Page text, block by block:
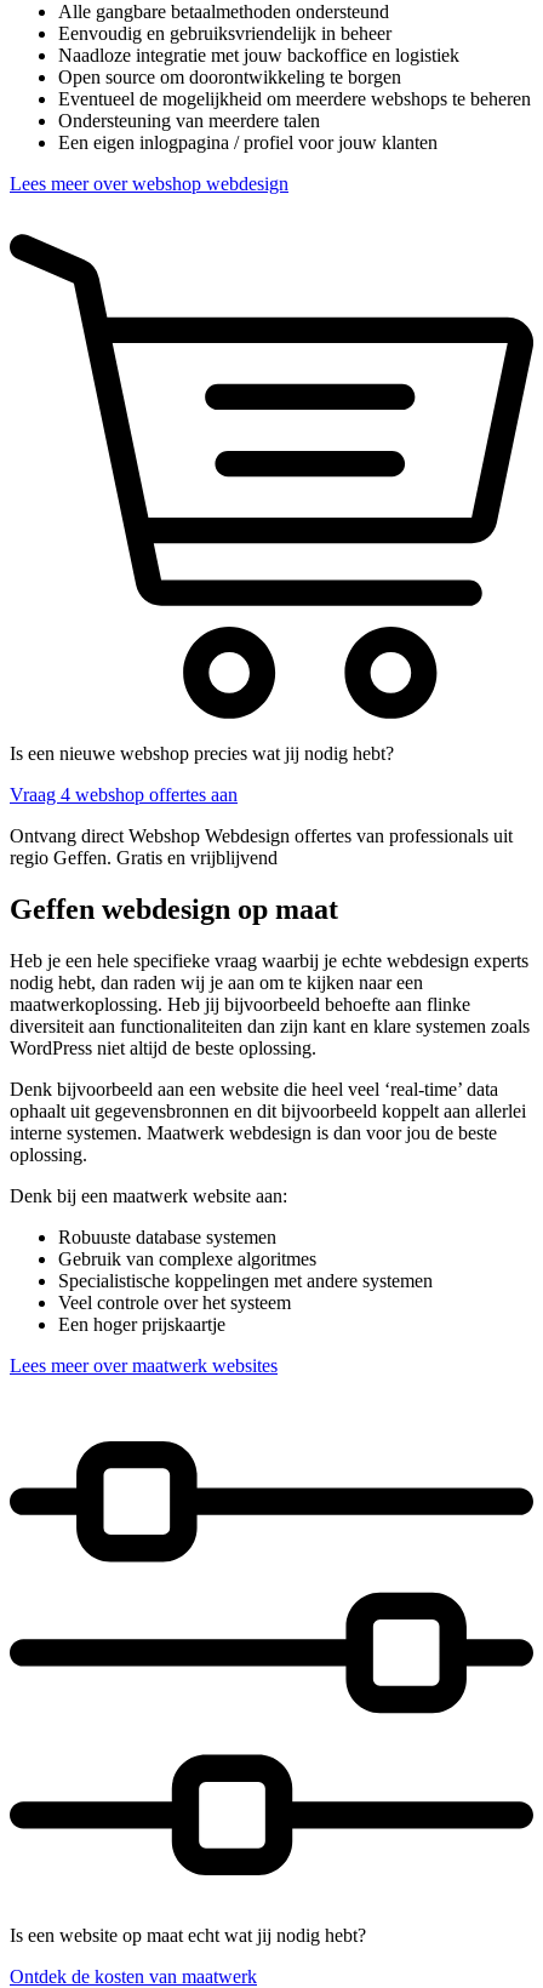
Alle gangbare betaalmethoden ondersteund
Eenvoudig en gebruiksvriendelijk in beheer
Naadloze integratie met jouw backoffice en logistiek
Open source om doorontwikkeling te borgen
Eventueel de mogelijkheid om meerdere webshops te beheren
Ondersteuning van meerdere talen
Een eigen inlogpagina / profiel voor jouw klanten
Lees meer over webshop webdesign
Is een nieuwe webshop precies wat jij nodig hebt?
Vraag 4 webshop offertes aan
Ontvang direct Webshop Webdesign offertes van professionals uit
regio Geffen. Gratis en vrijblijvend
Geffen webdesign op maat
Heb je een hele specifieke vraag waarbij je echte webdesign experts
nodig hebt, dan raden wij je aan om te kijken naar een
maatwerkoplossing. Heb jij bijvoorbeeld behoefte aan flinke
diversiteit aan functionaliteiten dan zijn kant en klare systemen zoals
WordPress niet altijd de beste oplossing.
Denk bijvoorbeeld aan een website die heel veel ‘real-time’ data
ophaalt uit gegevensbronnen en dit bijvoorbeeld koppelt aan allerlei
interne systemen. Maatwerk webdesign is dan voor jou de beste
oplossing.
Denk bij een maatwerk website aan:
Robuuste database systemen
Gebruik van complexe algoritmes
Specialistische koppelingen met andere systemen
Veel controle over het systeem
Een hoger prijskaartje
Lees meer over maatwerk websites
Is een website op maat echt wat jij nodig hebt?
Ontdek de kosten van maatwerk